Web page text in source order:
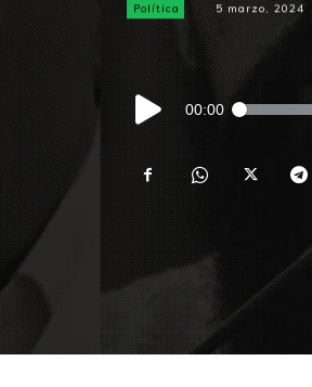
Política 5 marzo, 2024
Reproductor
de
audio
00:00